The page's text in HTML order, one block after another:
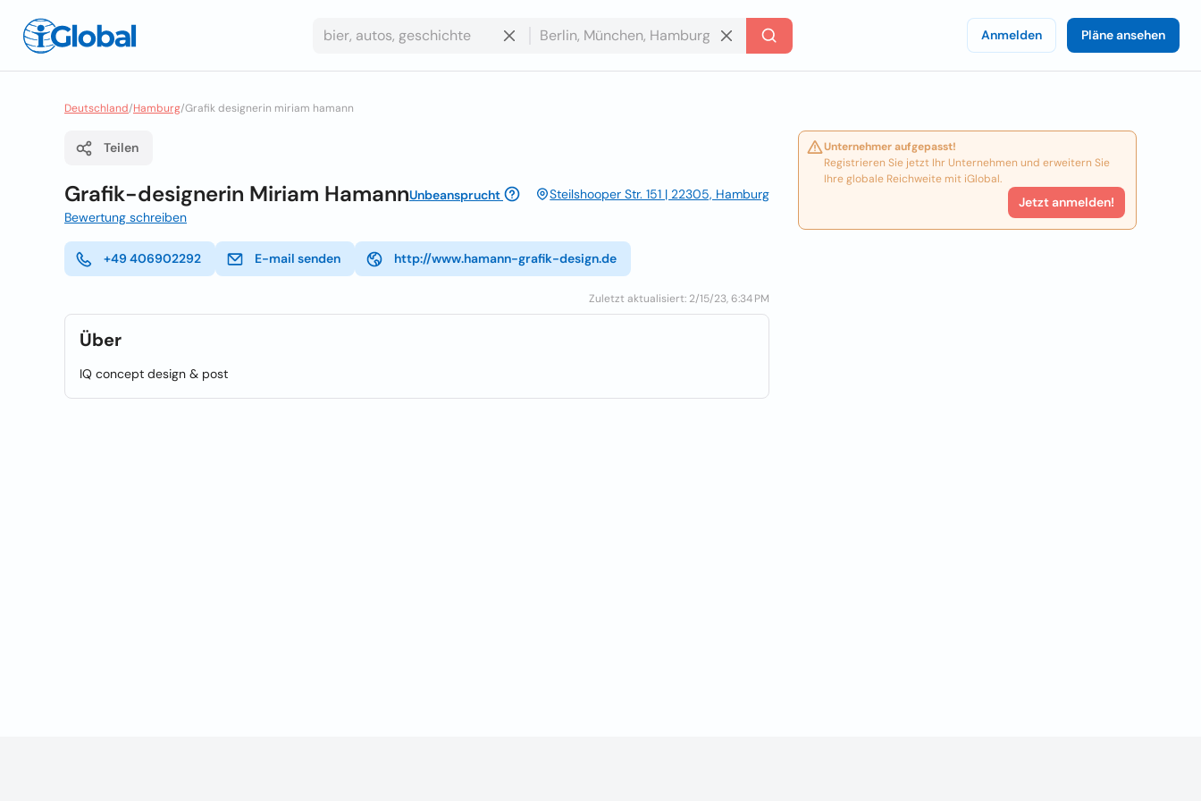
Anmelden Pläne ansehen
Deutschland/Hamburg/Grafik designerin miriam hamann
Teilen
Grafik-designerin Miriam HamannUnbeansprucht
Steilshooper Str. 151 | 22305, Hamburg
Bewertung schreiben
+49 406902292 E-mail senden http://www.hamann-grafik-design.de
Zuletzt aktualisiert: 2/15/23, 6:34 PM
Über
IQ concept design & post
Unternehmer aufgepasst!
Registrieren Sie jetzt Ihr Unternehmen und erweitern Sie
Ihre globale Reichweite mit iGlobal.
Jetzt anmelden!